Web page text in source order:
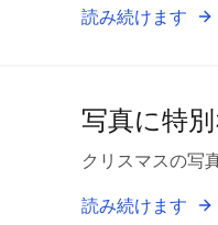
読み続けます
写真に特
クリスマスの写
読み続けます